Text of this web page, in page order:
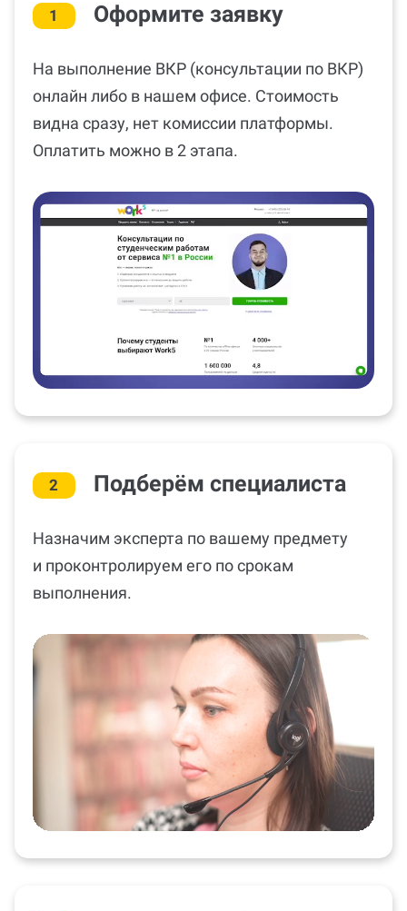
1 Оформите заявку
На выполнение ВКР (консультации по ВКР)
онлайн либо в нашем офисе. Стоимость
видна сразу, нет комиссии платформы.
Оплатить можно в 2 этапа.
2 Подберём специалиста
Назначим эксперта по вашему предмету
и проконтролируем его по срокам
выполнения.